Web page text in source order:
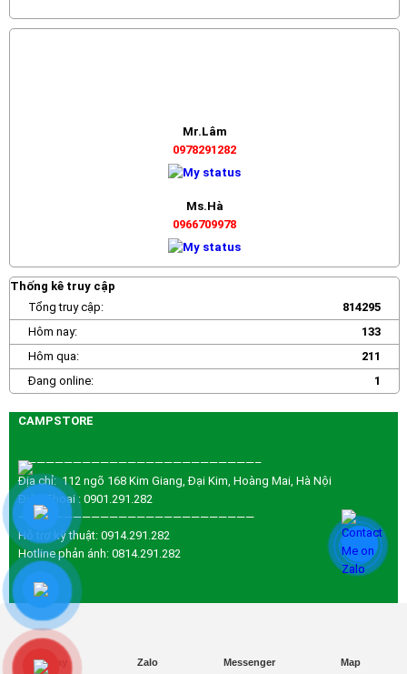
Mr.Lâm
0978291282
Ms.Hà
0966709978
Thống kê truy cập
814295
Tổng truy cập:
133
Hôm nay:
211
Hôm qua:
1
Đang online:
CAMPSTORE
——————————————————————————–
Địa chỉ: 112 ngõ 168 Kim Giang, Đại Kim, Hoàng Mai, Hà Nội
Điện Thoại : 0901.291.282
——————————————————————————
Hỗ trợ kỹ thuật: 0914.291.282
Hotline phản ánh: 0814.291.282
Gọi ngay Zalo Messenger Map
Gọi ngay Zalo Messenger Map